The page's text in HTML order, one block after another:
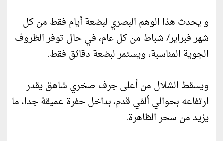
و يحدث هذا الوهم البصري لبضعة أيام فقط من كل
شهر فبراير/ شباط من كل عام، في حال توفر الظروف
الجوية المناسبة، ويستمر لبضعة دقائق فقط.
ويسقط الشلال من أعلى جرف صخري شاهق يقدر
ارتفاعه بحوالي ألفي قدم، بداخل حفرة عميقة جدا، ما
يزيد من سحر الظاهرة.